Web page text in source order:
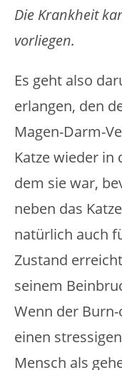
Die Krankheit
vorliegen.
Es geht also
erlangen, den
Magen-Darm-
Katze wieder in
dem sie war,
neben das
natürlich auch
Zustand
seinem
Wenn der
einen
Mensch als